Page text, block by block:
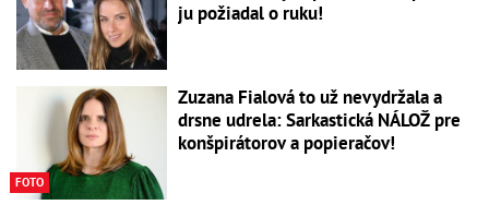
ju požiadal o ruku!
FOTO
Zuzana Fialová to už nevydržala a
drsne udrela: Sarkastická NÁLOŽ pre
konšpirátorov a popieračov!